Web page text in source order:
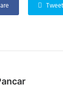
Tweet